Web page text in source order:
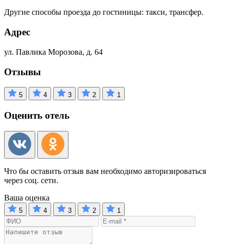
Другие способы проезда до гостиницы: такси, трансфер.
Адрес
ул. Павлика Морозова, д. 64
Отзывы
5 4 3 2 1
Оценить отель
Что бы оставить отзыв вам необходимо авторизироваться
через соц. сети.
Ваша оценка
5 4 3 2 1